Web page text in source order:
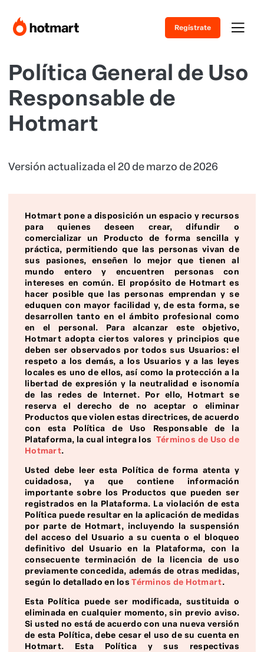
Regístrate
Política General de Uso
Responsable de
Hotmart
Versión actualizada el 20 de marzo de 2026
Hotmart pone a disposición un espacio y recursos
para quienes deseen crear, difundir o
comercializar un Producto de forma sencilla y
práctica, permitiendo que las personas vivan de
sus pasiones, enseñen lo mejor que tienen al
mundo entero y encuentren personas con
intereses en común. El propósito de Hotmart es
hacer posible que las personas emprendan y se
eduquen con mayor facilidad y, de esta forma, se
desarrollen tanto en el ámbito profesional como
en el personal. Para alcanzar este objetivo,
Hotmart adopta ciertos valores y principios que
deben ser observados por todos sus Usuarios: el
respeto a los demás, a los Usuarios y a las leyes
locales es uno de ellos, así como la protección a la
libertad de expresión y la neutralidad e isonomía
de las redes de Internet. Por ello, Hotmart se
reserva el derecho de no aceptar o eliminar
Productos que violen estas directrices, de acuerdo
con esta Política de Uso Responsable de la
Plataforma, la cual integra los Términos de Uso de
Hotmart.
Usted debe leer esta Política de forma atenta y
cuidadosa, ya que contiene información
importante sobre los Productos que pueden ser
registrados en la Plataforma. La violación de esta
Política puede resultar en la aplicación de medidas
por parte de Hotmart, incluyendo la suspensión
del acceso del Usuario a su cuenta o el bloqueo
definitivo del Usuario en la Plataforma, con la
consecuente terminación de la licencia de uso
previamente concedida, además de otras medidas,
según lo detallado en los Términos de Hotmart.
Esta Política puede ser modificada, sustituida o
eliminada en cualquier momento, sin previo aviso.
Si usted no está de acuerdo con una nueva versión
de esta Política, debe cesar el uso de su cuenta en
Hotmart. Esta Política y sus respectivas